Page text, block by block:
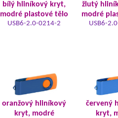
bílý hliníkový kryt,
modré plastové tělo
USB6-2.0-0214-2
žlutý
modré
USB6-
oranžový hliníkový
kryt, modré
červený
kryt,